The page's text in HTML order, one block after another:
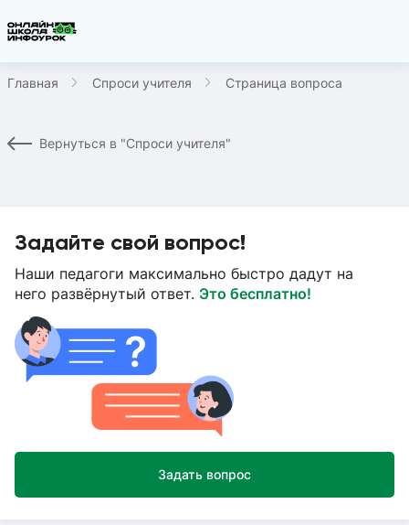
Главная Спроси учителя Страница вопроса
Вернуться в "Спроси учителя"
Задайте свой вопрос!
Наши педагоги максимально быстро дадут на
него развёрнутый ответ. Это бесплатно!
Задать вопрос